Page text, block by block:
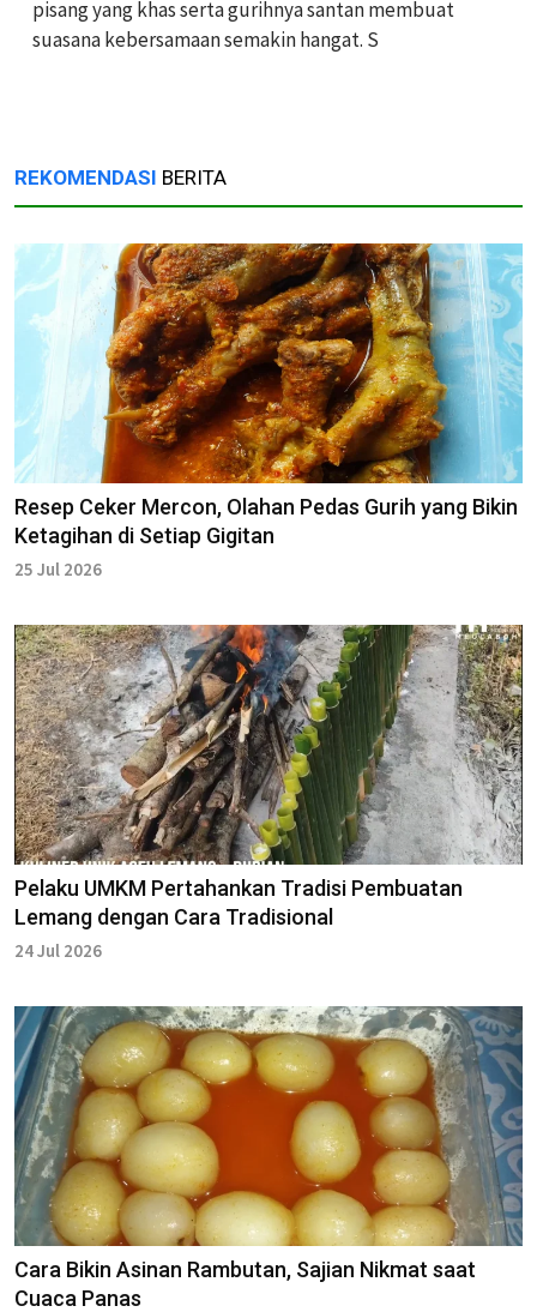
pisang yang khas serta gurihnya santan membuat
suasana kebersamaan semakin hangat. S
REKOMENDASI BERITA
Resep Ceker Mercon, Olahan Pedas Gurih yang Bikin
Ketagihan di Setiap Gigitan
25 Jul 2026
Pelaku UMKM Pertahankan Tradisi Pembuatan
Lemang dengan Cara Tradisional
24 Jul 2026
Cara Bikin Asinan Rambutan, Sajian Nikmat saat
Cuaca Panas